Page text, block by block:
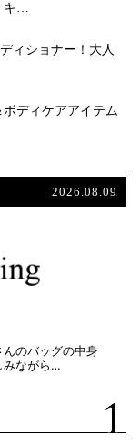
キ…
ィショナー！大人
ディケアアイテム
2026.08.09
のバッグの中身
みながら…